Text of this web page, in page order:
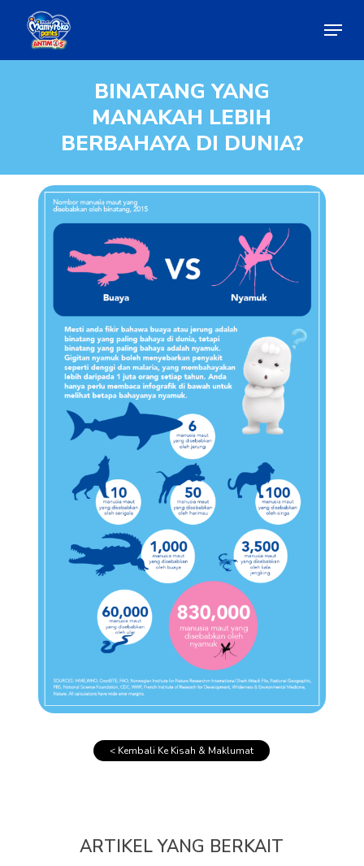
content
Menu
BINATANG YANG
MANAKAH LEBIH
BERBAHAYA DI DUNIA?
< Kembali Ke Kisah & Maklumat
ARTIKEL YANG BERKAIT
Menu